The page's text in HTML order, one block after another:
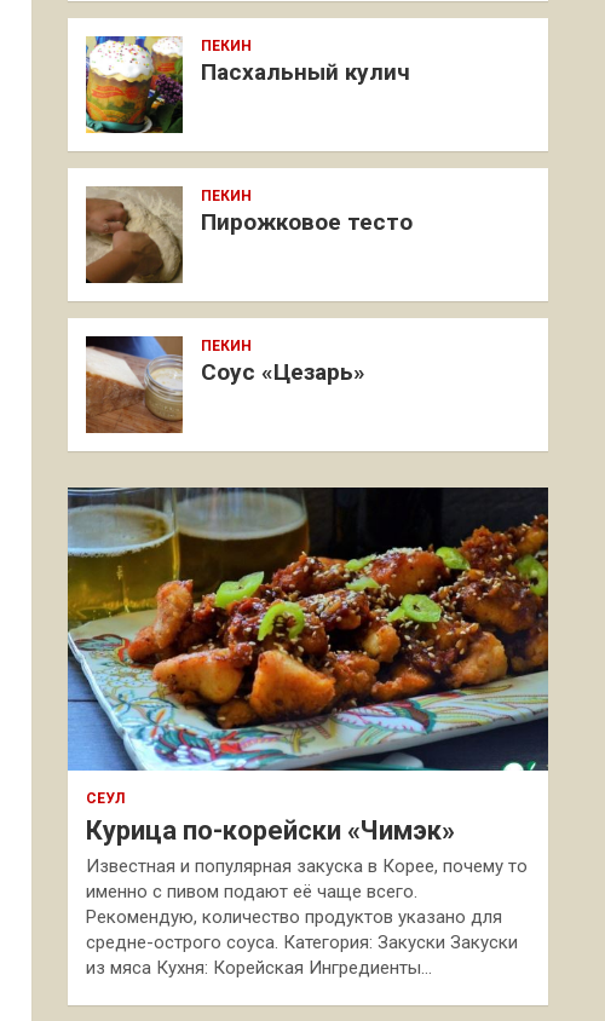
ПЕКИН
Пасхальный кулич
ПЕКИН
Пирожковое тесто
ПЕКИН
Соус «Цезарь»
СЕУЛ
Курица по-корейски «Чимэк»
Известная и популярная закуска в Корее, почему то
именно с пивом подают её чаще всего.
Рекомендую, количество продуктов указано для
средне-острого соуса. Категория: Закуски Закуски
из мяса Кухня: Корейская Ингредиенты…